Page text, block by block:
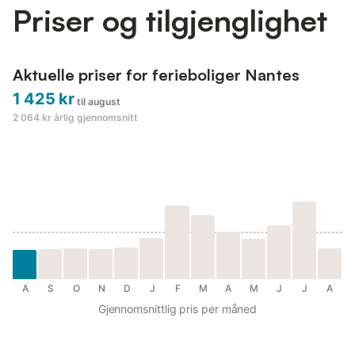
Priser og tilgjenglighet
Aktuelle priser for ferieboliger Nantes
1 425 kr til august
2 064 kr årlig gjennomsnitt
A S O N D J F M A M J J A
Gjennomsnittlig pris per måned